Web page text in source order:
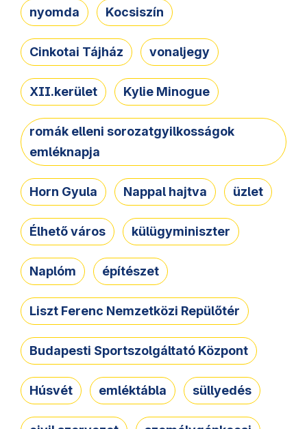
nyomda Kocsiszín
Cinkotai Tájház vonaljegy
XII.kerület Kylie Minogue
romák elleni sorozatgyilkosságok
emléknapja
Horn Gyula Nappal hajtva üzlet
Élhető város külügyminiszter
Naplóm építészet
Liszt Ferenc Nemzetközi Repülőtér
Budapesti Sportszolgáltató Központ
Húsvét emléktábla süllyedés